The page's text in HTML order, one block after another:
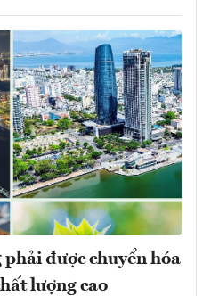
phải được chuyển hóa
lượng cao